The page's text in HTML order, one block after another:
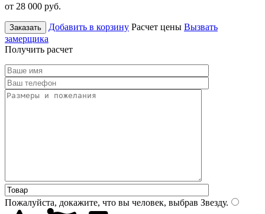
от 28 000 руб.
Заказать Добавить в корзину Расчет цены Вызвать
замерщика
Получить расчет
Пожалуйста, докажите, что вы человек, выбрав Звезду.